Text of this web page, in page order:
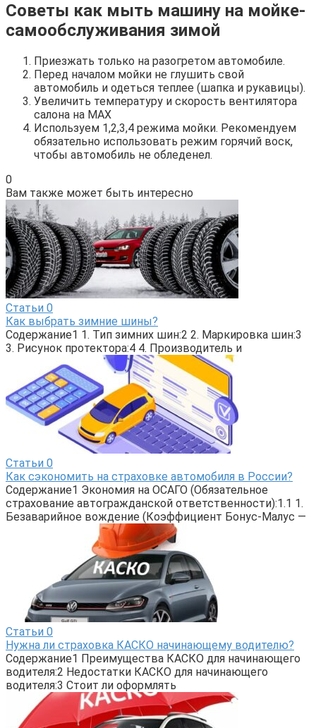
Советы как мыть машину на мойке-
самообслуживания зимой
Приезжать только на разогретом автомобиле.
Перед началом мойки не глушить свой
автомобиль и одеться теплее (шапка и рукавицы).
Увеличить температуру и скорость вентилятора
салона на MAX
Используем 1,2,3,4 режима мойки. Рекомендуем
обязательно использовать режим горячий воск,
чтобы автомобиль не обледенел.
0
Вам также может быть интересно
Статьи 0
Как выбрать зимние шины?
Содержание1 1. Тип зимних шин:2 2. Маркировка шин:3
3. Рисунок протектора:4 4. Производитель и
Статьи 0
Как сэкономить на страховке автомобиля в России?
Содержание1 Экономия на ОСАГО (Обязательное
страхование автогражданской ответственности):1.1 1.
Безаварийное вождение (Коэффициент Бонус-Малус —
Статьи 0
Нужна ли страховка КАСКО начинающему водителю?
Содержание1 Преимущества КАСКО для начинающего
водителя:2 Недостатки КАСКО для начинающего
водителя:3 Стоит ли оформлять